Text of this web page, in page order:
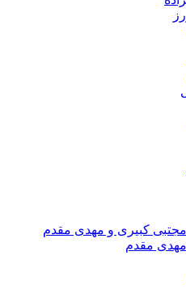
و مهدى مقدم